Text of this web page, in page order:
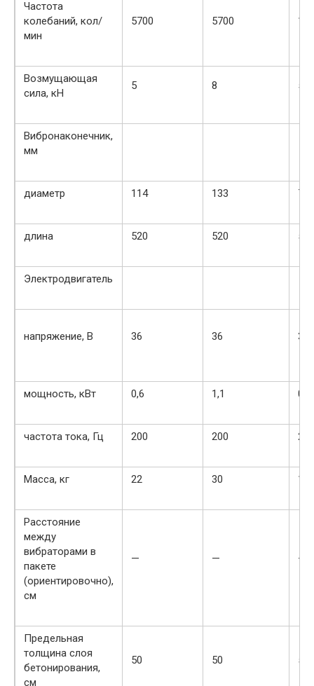
Частота
колебаний, кол/
мин
5700 5700
Возмущающая
сила, кН
5 8 5,5
Вибронаконечник,
мм
диаметр 114 133 75
длина 520 520 500
Электродвигатель
напряжение, В 36 36 36
мощность, кВт 0,6 1,1 0,8
частота тока, Гц 200 200 200
Масса, кг 22 30 15
Расстояние
между
вибраторами в
пакете
(ориентировочно),
см
— — —
Предельная
толщина слоя
бетонирования,
см
50 50 50